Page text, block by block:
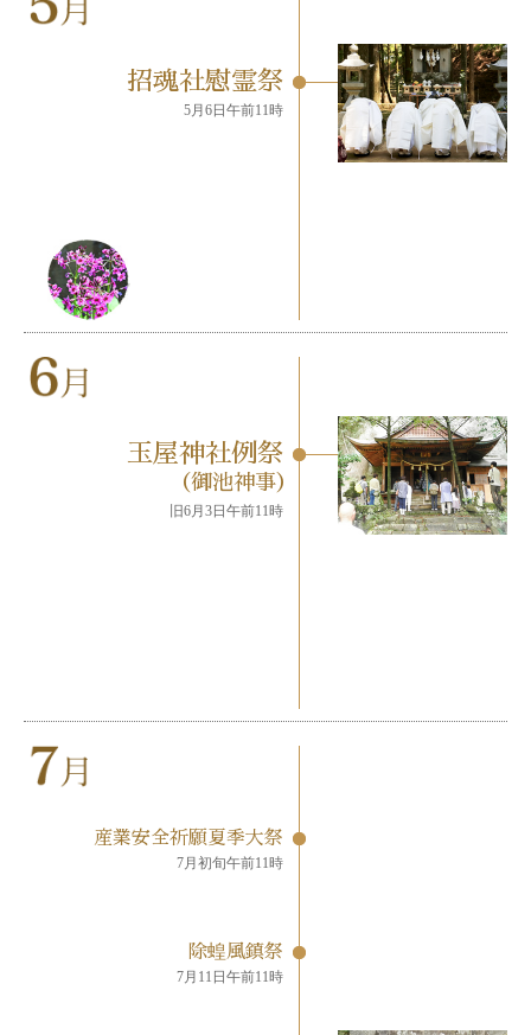
招魂社慰霊祭
5月6日午前11時
玉屋神社例祭
（御池神事）
旧6月3日午前11時
産業安全祈願夏季大祭
7月初旬午前11時
除蝗風鎮祭
7月11日午前11時